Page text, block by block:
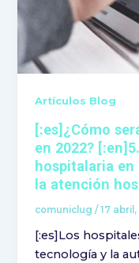
Artículos Blog
[:es]¿Cómo
en 2022?
hospitalaria en
la atención
comuniclug/17
[:es]Los
tecnología y la